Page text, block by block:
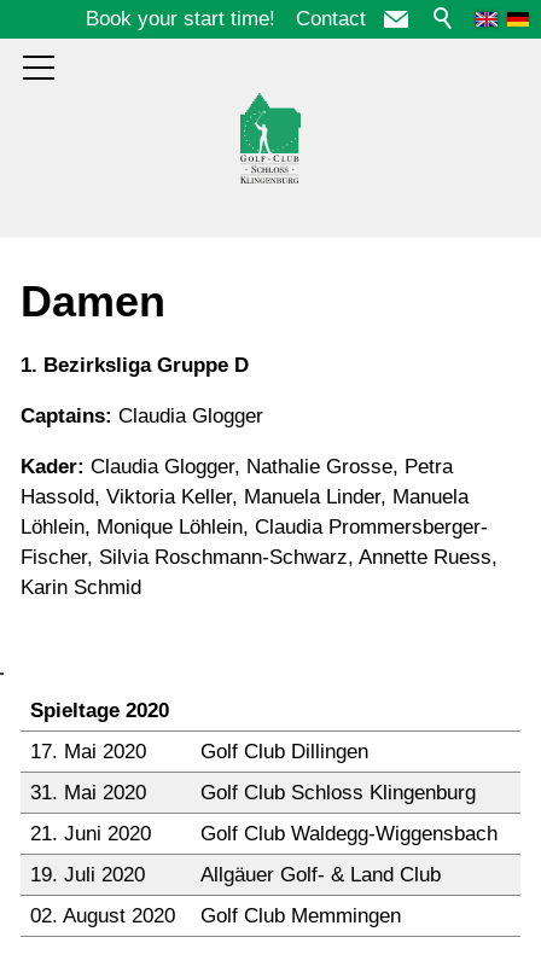
Contact
Book your start time!
Course
Club
Damen
1. Bezirksliga Gruppe D
Captains: Claudia Glogger
Kader: Claudia Glogger, Nathalie Grosse, Petra
Hassold, Viktoria Keller, Manuela Linder, Manuela
Löhlein, Monique Löhlein, Claudia Prommersberger-
Fischer, Silvia Roschmann-Schwarz, Annette Ruess,
Karin Schmid
Spieltage 2020
17. Mai 2020
Golf Club Dillingen
31. Mai 2020
Golf Club Schloss Klingenburg
21. Juni 2020
Golf Club Waldegg-Wiggensbach
19. Juli 2020
Allgäuer Golf- & Land Club
02. August 2020
Golf Club Memmingen